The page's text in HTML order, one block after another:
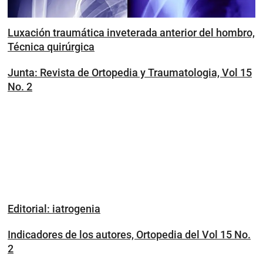
Luxación traumática inveterada anterior del hombro,
Técnica quirúrgica
Junta: Revista de Ortopedia y Traumatologia, Vol 15
No. 2
Editorial: iatrogenia
Indicadores de los autores, Ortopedia del Vol 15 No.
2